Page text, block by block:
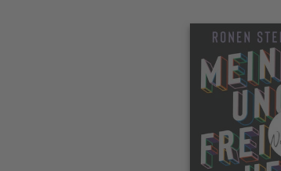
Interaktives
Slider-
Element